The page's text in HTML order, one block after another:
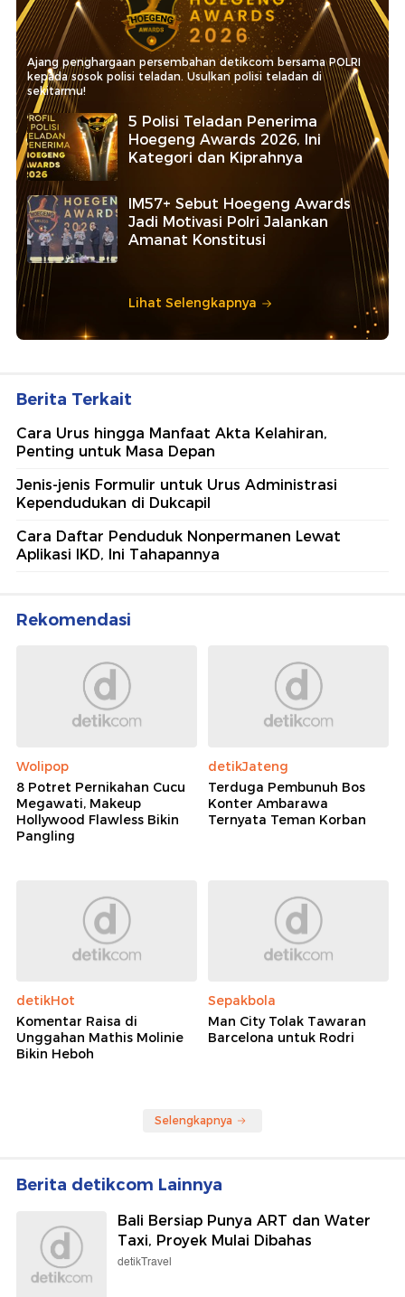
Ajang penghargaan persembahan detikcom bersama POLRI
kepada sosok polisi teladan. Usulkan polisi teladan di
sekitarmu!
5 Polisi Teladan Penerima
Hoegeng Awards 2026, Ini
Kategori dan Kiprahnya
IM57+ Sebut Hoegeng Awards
Jadi Motivasi Polri Jalankan
Amanat Konstitusi
Lihat Selengkapnya
Berita Terkait
Cara Urus hingga Manfaat Akta Kelahiran,
Penting untuk Masa Depan
Jenis-jenis Formulir untuk Urus Administrasi
Kependudukan di Dukcapil
Cara Daftar Penduduk Nonpermanen Lewat
Aplikasi IKD, Ini Tahapannya
Rekomendasi
Wolipop
8 Potret Pernikahan Cucu
Megawati, Makeup
Hollywood Flawless Bikin
Pangling
detikJateng
Terduga Pembunuh Bos
Konter Ambarawa
Ternyata Teman Korban
detikHot
Komentar Raisa di
Unggahan Mathis Molinie
Bikin Heboh
Sepakbola
Man City Tolak Tawaran
Barcelona untuk Rodri
Selengkapnya
Berita detikcom Lainnya
Bali Bersiap Punya ART dan Water
Taxi, Proyek Mulai Dibahas
detikTravel